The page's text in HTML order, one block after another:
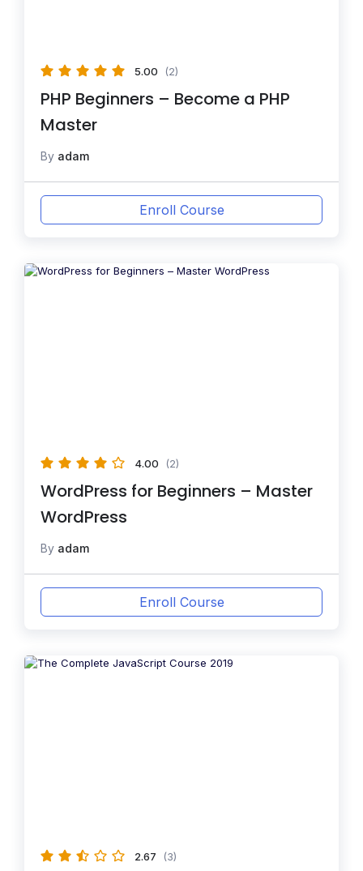
5.00 (2)
PHP Beginners – Become a PHP
Master
By adam
Enroll Course
4.00 (2)
WordPress for Beginners – Master
WordPress
By adam
Enroll Course
2.67 (3)